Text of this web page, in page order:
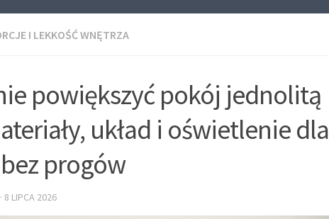
I LEKKOŚĆ WNĘTRZA
powiększyć pokój jednolitą
układ i oświetlenie dla
progów
· 8 LIPCA 2026